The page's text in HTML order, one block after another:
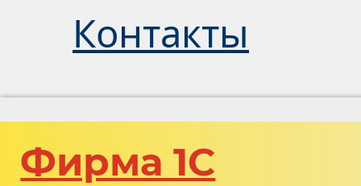
Контакты
Фирма 1С